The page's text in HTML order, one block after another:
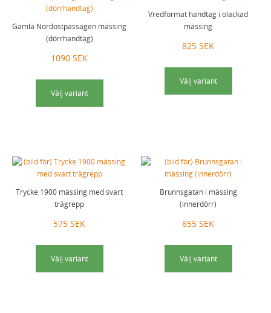
Gamla Nordostpassagen mässing
(dörrhandtag)
1090 SEK
Välj variant
Vredformat handtag i olackad
mässing
825 SEK
Välj variant
Trycke 1900 mässing med svart
trägrepp
575 SEK
Välj variant
Brunnsgatan i mässing
(innerdörr)
855 SEK
Välj variant